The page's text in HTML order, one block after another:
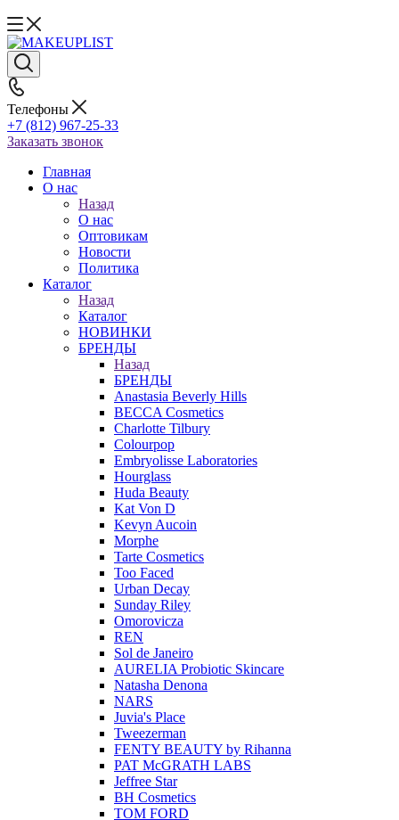
Телефоны
+7 (812) 967-25-33
Заказать звонок
Главная
О нас
Назад
О нас
Оптовикам
Новости
Политика
Каталог
Назад
Каталог
НОВИНКИ
БРЕНДЫ
Назад
БРЕНДЫ
Anastasia Beverly Hills
BECCA Cosmetics
Charlotte Tilbury
Colourpop
Embryolisse Laboratories
Hourglass
Huda Beauty
Kat Von D
Kevyn Aucoin
Morphe
Tarte Cosmetics
Too Faced
Urban Decay
Sunday Riley
Omorovicza
REN
Sol de Janeiro
AURELIA Probiotic Skincare
Natasha Denona
NARS
Juvia's Place
Tweezerman
FENTY BEAUTY by Rihanna
PAT McGRATH LABS
Jeffree Star
BH Cosmetics
TOM FORD